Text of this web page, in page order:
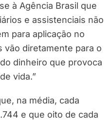
à Agência Brasil que
e assistenciais não
para aplicação no
vão diretamente para o
dinheiro que provoca
vida.”
na média, cada
e que oito de cada